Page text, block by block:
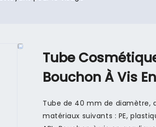
Tube
Bouchon À Vis
Tube de 40 mm de diamètre,
matériaux suivants : PE,